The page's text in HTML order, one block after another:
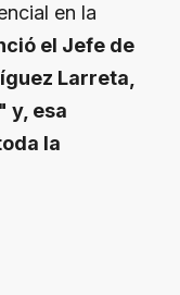
en la
el Jefe de
Larreta,
y, esa
la